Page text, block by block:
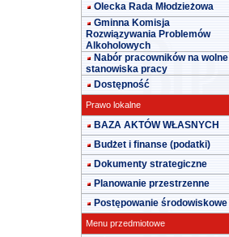
Olecka Rada Młodzieżowa
Gminna Komisja
Rozwiązywania Problemów
Alkoholowych
Nabór pracowników na wolne
stanowiska pracy
Dostępność
Prawo lokalne
BAZA AKTÓW WŁASNYCH
Budżet i finanse (podatki)
Dokumenty strategiczne
Planowanie przestrzenne
Postępowanie środowiskowe
Menu przedmiotowe